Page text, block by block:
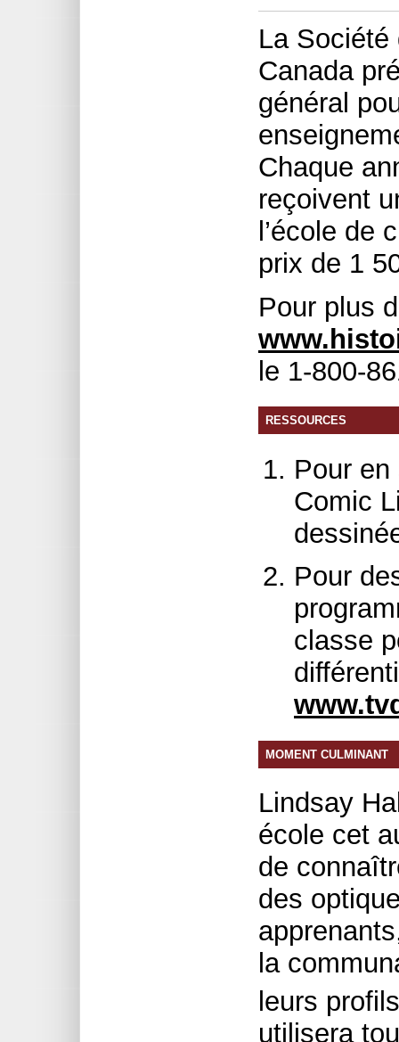
La Société
Canada
général
Chaque
reçoivent
l’école de
prix de 1
Pour plus
le 1-800-
RESSOURCES
Pour
Comic
Pour
classe
MOMENT CULMINANT
Lindsay
école cet
de
des
la
leurs
utilisera